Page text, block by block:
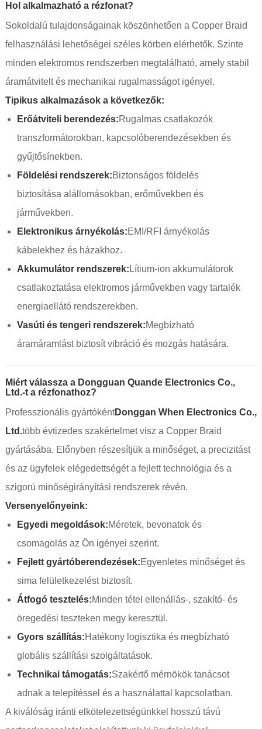
Hol alkalmazható a rézfonat?
Sokoldalú tulajdonságainak köszönhetően a Copper Braid
felhasználási lehetőségei széles körben elérhetők. Szinte
minden elektromos rendszerben megtalálható, amely stabil
áramátvitelt és mechanikai rugalmasságot igényel.
Tipikus alkalmazások a következők:
Erőátviteli berendezés:Rugalmas csatlakozók
transzformátorokban, kapcsolóberendezésekben és
gyűjtősínekben.
Földelési rendszerek:Biztonságos földelés
biztosítása alállomásokban, erőművekben és
járművekben.
Elektronikus árnyékolás:EMI/RFI árnyékolás
kábelekhez és házakhoz.
Akkumulátor rendszerek:Lítium-ion akkumulátorok
csatlakoztatása elektromos járművekben vagy tartalék
energiaellátó rendszerekben.
Vasúti és tengeri rendszerek:Megbízható
áramáramlást biztosít vibráció és mozgás hatására.
Miért válassza a Dongguan Quande Electronics Co.,
Ltd.-t a rézfonathoz?
Professzionális gyártókéntDonggan When Electronics Co.,
Ltd.több évtizedes szakértelmet visz a Copper Braid
gyártásába. Előnyben részesítjük a minőséget, a precizitást
és az ügyfelek elégedettségét a fejlett technológia és a
szigorú minőségirányítási rendszerek révén.
Versenyelőnyeink:
Egyedi megoldások:Méretek, bevonatok és
csomagolás az Ön igényei szerint.
Fejlett gyártóberendezések:Egyenletes minőséget és
sima felületkezelést biztosít.
Átfogó tesztelés:Minden tétel ellenállás-, szakító- és
öregedési teszteken megy keresztül.
Gyors szállítás:Hatékony logisztika és megbízható
globális szállítási szolgáltatások.
Technikai támogatás:Szakértő mérnökök tanácsot
adnak a telepítéssel és a használattal kapcsolatban.
A kiválóság iránti elkötelezettségünkkel hosszú távú